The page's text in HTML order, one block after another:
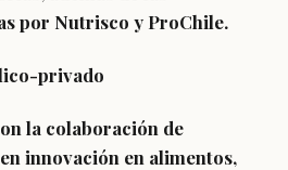
por Nutrisco y ProChile.
privado
la colaboración de
innovación en alimentos,